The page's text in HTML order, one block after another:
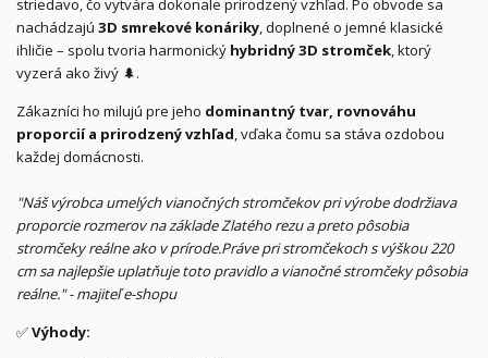
nachádzajú 3D smrekové konáriky , doplnené o jemné klasické
ihličie – spolu tvoria harmonický hybridný 3D stromček , ktorý
vyzerá ako živý 🌲.
Zákazníci ho milujú pre jeho dominantný tvar, rovnováhu
proporcií a prirodzený vzhľad , vďaka čomu sa stáva ozdobou
každej domácnosti.
"Náš výrobca umelých vianočných stromčekov pri výrobe dodržiava
proporcie rozmerov na základe Zlatého rezu a preto pôsobia
stromčeky reálne ako v prírode.Práve pri stromčekoch s výškou 220
cm sa najlepšie uplatňuje toto pravidlo a vianočné stromčeky pôsobia
reálne." - majiteľ e-shopu
✅Výhody: